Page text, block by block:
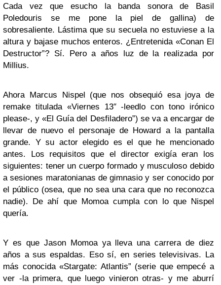
Cada vez que esucho la banda sonora de Basil
Poledouris se me pone la piel de gallina) de
sobresaliente. Lástima que su secuela no estuviese a la
altura y bajase muchos enteros. ¿Entretenida «Conan El
Destructor”? Sí. Pero a años luz de la realizada por
Millius.
Ahora Marcus Nispel (que nos obsequió esa joya de
remake titulada «Viernes 13″ -leedlo con tono irónico
please-, y «El Guía del Desfiladero”) se va a encargar de
llevar de nuevo el personaje de Howard a la pantalla
grande. Y su actor elegido es el que he mencionado
antes. Los requisitos que el director exigía eran los
siguientes: tener un cuerpo formado y musculoso debido
a sesiones maratonianas de gimnasio y ser conocido por
el público (osea, que no sea una cara que no reconozca
nadie). De ahí que Momoa cumpla con lo que Nispel
quería.
Y es que Jason Momoa ya lleva una carrera de diez
años a sus espaldas. Eso sí, en series televisivas. La
más conocida «Stargate: Atlantis” (serie que empecé a
ver -la primera, que luego vinieron otras- y me aburrí